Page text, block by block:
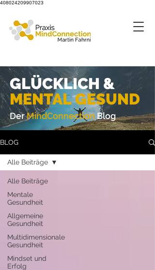
408024209907023
GLÜCKLICH &
MENTAL GESUND
DerMindConnectionBlog
BLOG
Alle Beiträge
Mentale
Gesundheit
Allgemeine
Gesundheit
Multidimensionale
Gesundheit
Mindset und
Erfolg
Alle Beiträge